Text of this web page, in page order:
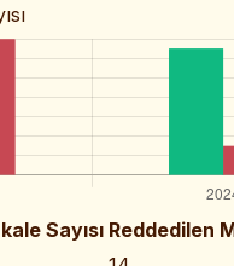
Sayısı Reddedilen